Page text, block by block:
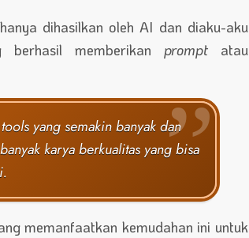
dihasilkan oleh AI dan diaku-aku
memberikan promptatau
yang semakin banyak dan
karya berkualitas yang bisa
memanfaatkan kemudahan ini untuk